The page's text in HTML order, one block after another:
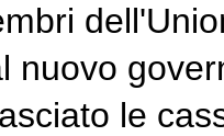
nuovo
le